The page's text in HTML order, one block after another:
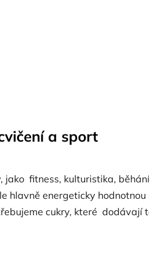
a sport
jako fitness, kulturistika,
hlavně energeticky hodnotnou
cukry, které dodávají